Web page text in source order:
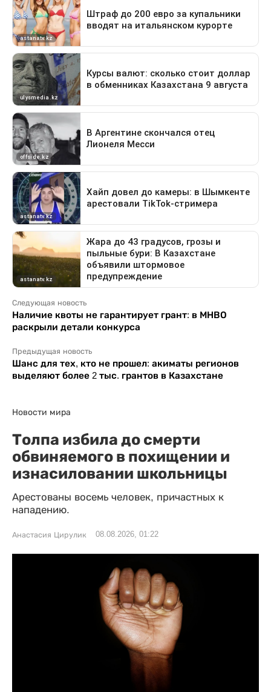
Следующая новость
Наличие квоты не гарантирует грант: в МНВО
раскрыли детали конкурса
Предыдущая новость
Шанс для тех, кто не прошел: акиматы регионов
выделяют более 2 тыс. грантов в Казахстане
Новости мира
Толпа избила до смерти
обвиняемого в похищении и
изнасиловании школьницы
Арестованы восемь человек, причастных к
нападению.
Анастасия Цирулик 08.08.2026, 01:22